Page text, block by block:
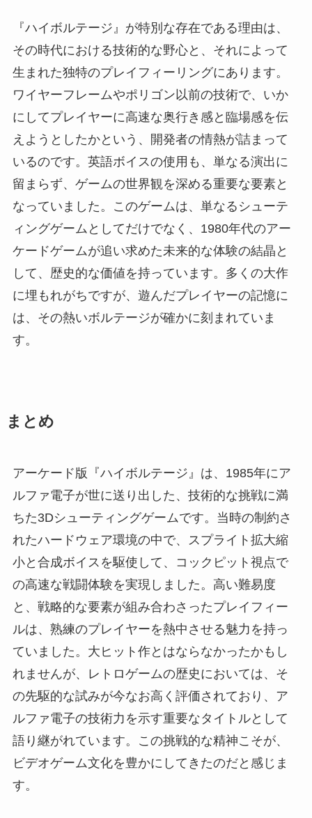
『ハイボルテージ』が特別な存在である理由は、
その時代における技術的な野心と、それによって
生まれた独特のプレイフィーリングにあります。
ワイヤーフレームやポリゴン以前の技術で、いか
にしてプレイヤーに高速な奥行き感と臨場感を伝
えようとしたかという、開発者の情熱が詰まって
いるのです。英語ボイスの使用も、単なる演出に
留まらず、ゲームの世界観を深める重要な要素と
なっていました。このゲームは、単なるシューテ
ィングゲームとしてだけでなく、1980年代のアー
ケードゲームが追い求めた未来的な体験の結晶と
して、歴史的な価値を持っています。多くの大作
に埋もれがちですが、遊んだプレイヤーの記憶に
は、その熱いボルテージが確かに刻まれていま
す。
まとめ
アーケード版『ハイボルテージ』は、1985年にア
ルファ電子が世に送り出した、技術的な挑戦に満
ちた3Dシューティングゲームです。当時の制約さ
れたハードウェア環境の中で、スプライト拡大縮
小と合成ボイスを駆使して、コックピット視点で
の高速な戦闘体験を実現しました。高い難易度
と、戦略的な要素が組み合わさったプレイフィー
ルは、熟練のプレイヤーを熱中させる魅力を持っ
ていました。大ヒット作とはならなかったかもし
れませんが、レトロゲームの歴史においては、そ
の先駆的な試みが今なお高く評価されており、ア
ルファ電子の技術力を示す重要なタイトルとして
語り継がれています。この挑戦的な精神こそが、
ビデオゲーム文化を豊かにしてきたのだと感じま
す。